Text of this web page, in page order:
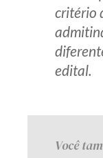
critério
edital.
Você